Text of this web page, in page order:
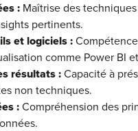
:Maîtrise des
pertinents.
et logiciels :Compétence
comme Power BI
résultats :Capacité à
non techniques.
:Compréhension des